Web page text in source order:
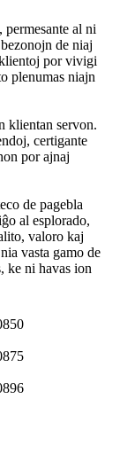
al ni
de niaj
por vivigi
plenumas niajn
klientan servon.
certigante
por ajnaj
de pagebla
al esplorado,
valoro kaj
vasta gamo de
ke ni havas ion